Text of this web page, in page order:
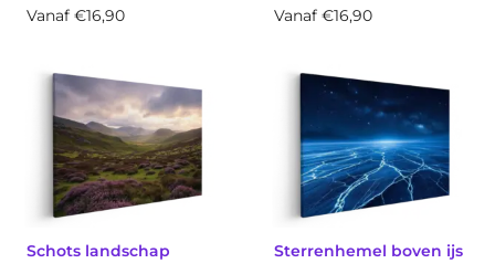
Vanaf €16,90
Vanaf €16,90
Schots landschap
Sterrenhemel boven ijs